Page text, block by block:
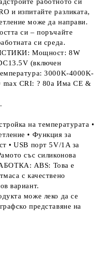
и изпитайте разликата,
може да направи.
си – поръчайте
си среда.
Мощност: 8W
(включен
3000K-4000K-
CRI: ? 80a Има CE &
на температурата •
• Функция за
• USB порт 5V/1A за
със силиконова
ABS: Това е
с качествено
вариант.
може леко да се
представяне на